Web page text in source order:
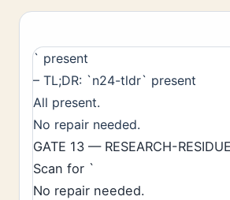
` present
– TL;DR: `n24-tldr` present
All present.
No repair needed.
GATE 13 — RESEARCH-
Scan for `
No repair needed.